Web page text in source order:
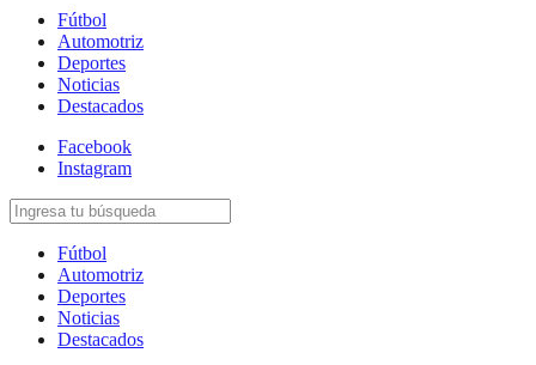
Fútbol
Automotriz
Deportes
Noticias
Destacados
Facebook
Instagram
Fútbol
Automotriz
Deportes
Noticias
Destacados